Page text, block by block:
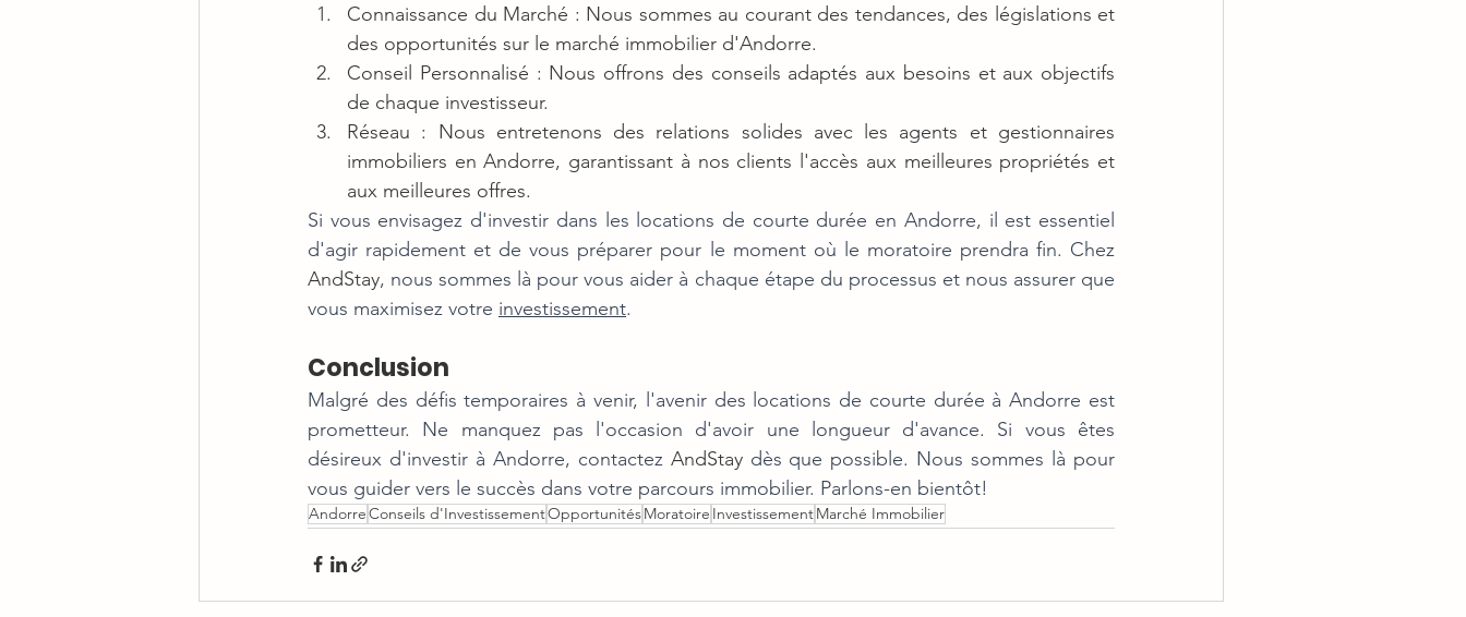
Connaissance du Marché : Nous sommes au courant des tendances, des législations et
des opportunités sur le marché immobilier d'Andorre.
Conseil Personnalisé : Nous offrons des conseils adaptés aux besoins et aux objectifs
de chaque investisseur.
Réseau : Nous entretenons des relations solides avec les agents et gestionnaires
immobiliers en Andorre, garantissant à nos clients l'accès aux meilleures propriétés et
aux meilleures offres.
Si vous envisagez d'investir dans les locations de courte durée en Andorre, il est essentiel
AndStay, nous sommes là pour vous aider à chaque étape du processus et nous assurer que
vous maximisez votre investissement.
Conclusion
Malgré des défis temporaires à venir, l'avenir des locations de courte durée à Andorre est
prometteur. Ne manquez pas l'occasion d'avoir une longueur d'avance. Si vous êtes
désireux d'investir à Andorre, contactez AndStay dès que possible. Nous sommes là pour
vous guider vers le succès dans votre parcours immobilier. Parlons-en bientôt!
AndorreConseils d'InvestissementOpportunitésMoratoire InvestissementMarché Immobilier